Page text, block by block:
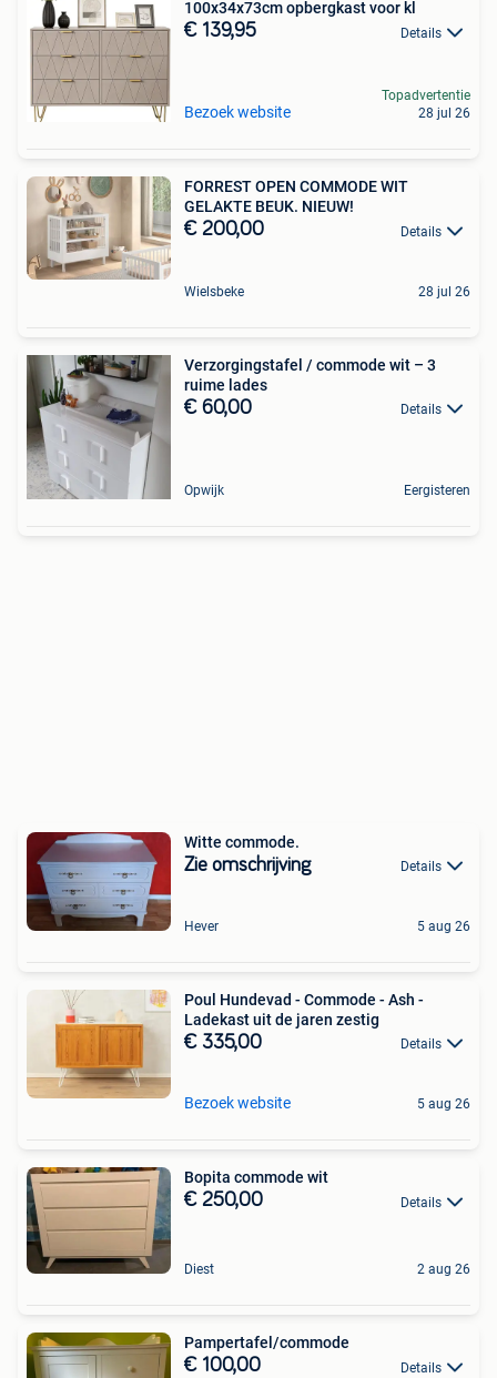
100x34x73cm opbergkast voor kl
€ 139,95 Details
Bezoek website
Topadvertentie
28 jul 26
FORREST OPEN COMMODE WIT
GELAKTE BEUK. NIEUW!
€ 200,00 Details
Wielsbeke 28 jul 26
Verzorgingstafel / commode wit – 3
ruime lades
€ 60,00 Details
Opwijk Eergisteren
Witte commode.
Zie omschrijving Details
Hever 5 aug 26
Poul Hundevad - Commode - Ash -
Ladekast uit de jaren zestig
€ 335,00 Details
Bezoek website 5 aug 26
Bopita commode wit
€ 250,00 Details
Diest 2 aug 26
Pampertafel/commode
€ 100,00 Details